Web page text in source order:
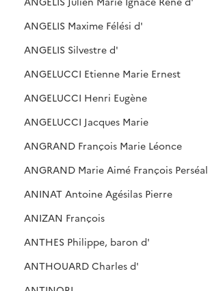
ANGELIS Maxime Félési d'
ANGELIS Silvestre d'
ANGELUCCI Etienne Marie Ernest
ANGELUCCI Henri Eugène
ANGELUCCI Jacques Marie
ANGRAND François Marie Léonce
ANGRAND Marie Aimé François Perséal
ANINAT Antoine Agésilas Pierre
ANIZAN François
ANTHES Philippe, baron d'
ANTHOUARD Charles d'